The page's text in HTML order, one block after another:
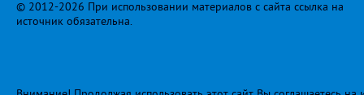
© 2012-2026 При использовании материалов с сайта ссылка на
источник обязательна.